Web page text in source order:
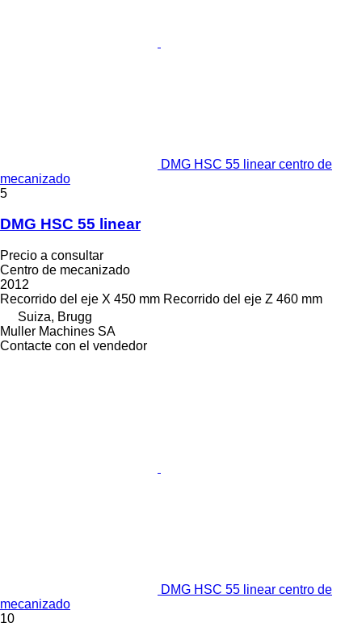
DMG HSC 55 linear centro de
mecanizado
5
DMG HSC 55 linear
Precio a consultar
Centro de mecanizado
2012
Recorrido del eje X 450 mm Recorrido del eje Z 460 mm
Suiza, Brugg
Muller Machines SA
Contacte con el vendedor
DMG HSC 55 linear centro de
mecanizado
10